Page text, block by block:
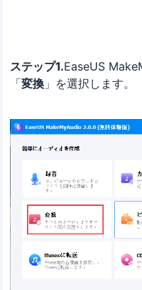
ステップ1.EaseUS
「変換 」を選択します。